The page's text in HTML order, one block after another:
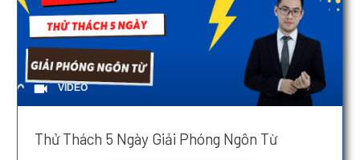
VIDEO
Thử Thách 5 Ngày Giải Phóng Ngôn Từ